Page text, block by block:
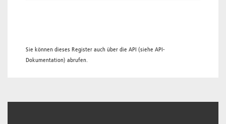
Sie können dieses Register auch über die API (siehe API-
Dokumentation) abrufen.